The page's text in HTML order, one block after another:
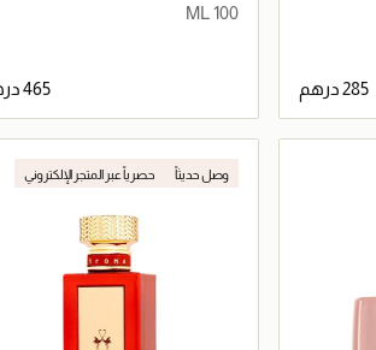
100 ML
⁦465⁩ درهم
جاري تحميل التفاصيل
وصل حديثاً حصرياً عبر المتجر الإلكتروني